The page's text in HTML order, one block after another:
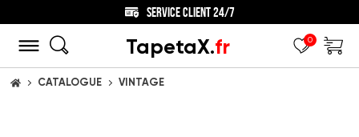
SERVICE CLIENT 24/7
TapetaX.fr 0
ACCUEILCATALOGUE VINTAGE